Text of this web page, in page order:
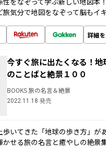
気分で地図をなぞって脳もイ
詳細
今すぐ旅に出たくなる！地
のことばと絶景１００
BOOKS 旅の名言＆絶景
2022.11.18 発売
いてきた「地球の歩き方」が
かせる旅の名言と癒やしの絶景